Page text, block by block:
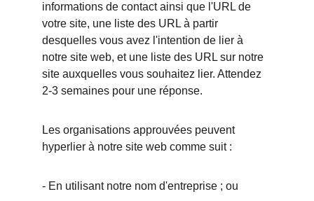
informations de contact ainsi que l'URL de
votre site, une liste des URL à partir
desquelles vous avez l'intention de lier à
notre site web, et une liste des URL sur notre
site auxquelles vous souhaitez lier. Attendez
2-3 semaines pour une réponse.
Les organisations approuvées peuvent
hyperlier à notre site web comme suit :
- En utilisant notre nom d'entreprise ; ou